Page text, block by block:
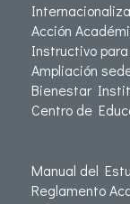
Acción
Instructivo
Ampliación
Bienestar
Centro de
Manual del
Reglamento